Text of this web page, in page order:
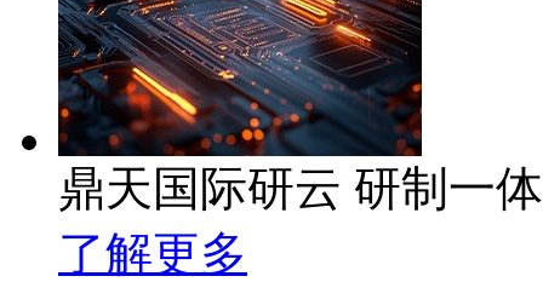
鼎天国际研云 研制一
了解更多